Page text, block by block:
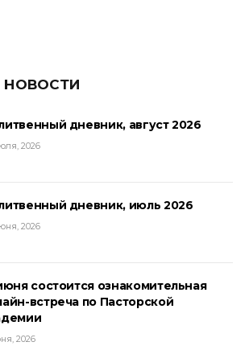
НОВОСТИ
дневник, август 2026
2026
дневник, июль 2026
2026
состоится ознакомительная
встреча по Пасторской
2026